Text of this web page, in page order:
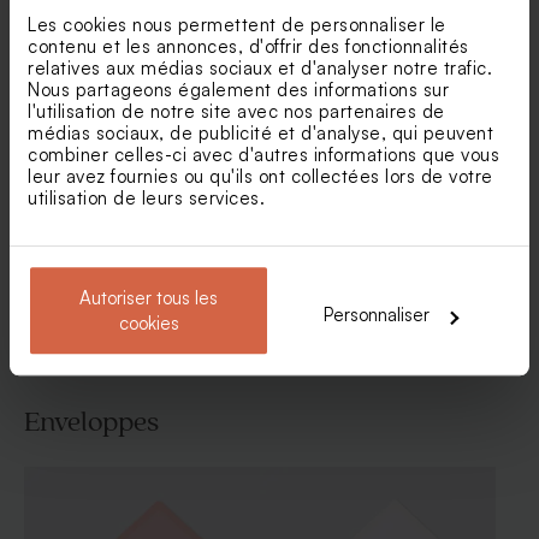
Les cookies nous permettent de personnaliser le
contenu et les annonces, d'offrir des fonctionnalités
relatives aux médias sociaux et d'analyser notre trafic.
Nous partageons également des informations sur
l'utilisation de notre site avec nos partenaires de
médias sociaux, de publicité et d'analyse, qui peuvent
combiner celles-ci avec d'autres informations que vous
leur avez fournies ou qu'ils ont collectées lors de votre
utilisation de leurs services.
Autoriser tous les
cookies
Personnaliser
Faire part communion avec
photo en plexi
Carte communion aquarelle
vague bleue photos et
dorure
Enveloppes